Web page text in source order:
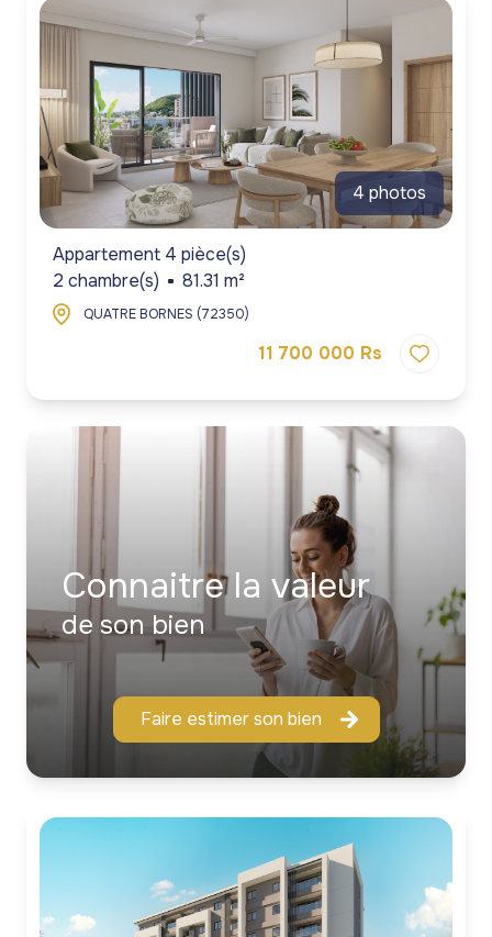
4 photos
Appartement 4 pièce(s)
2 chambre(s)
81.31 m²
QUATRE BORNES (72350)
11 700 000 Rs
Connaitre la valeur
de son bien
Faire estimer son bien